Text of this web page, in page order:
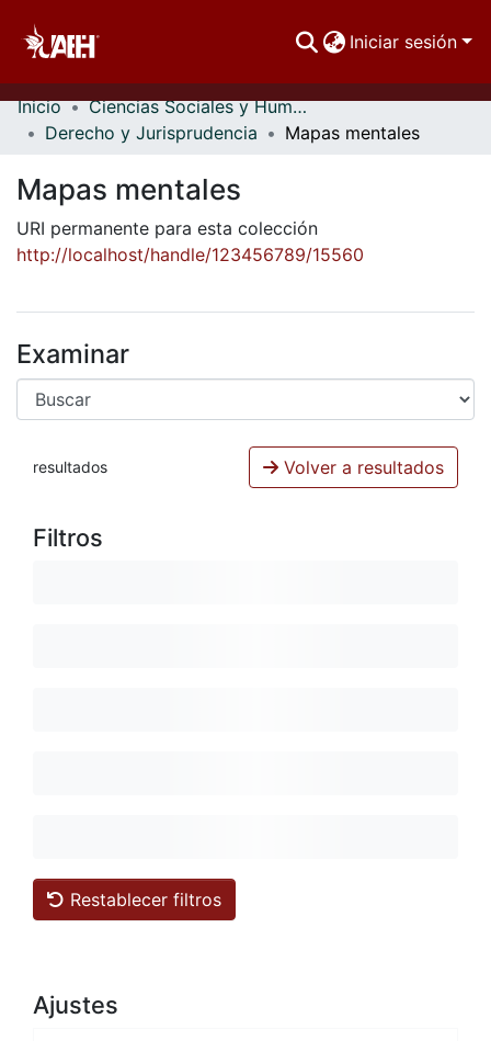
Iniciar sesión
Comunidades
Estadísticas
Inicio
Ciencias Sociales y Humanidades
Derecho y Jurisprudencia
Mapas mentales
Mapas mentales
URI permanente para esta colección
http://localhost/handle/123456789/15560
Examinar
resultados Volver a resultados
Filtros
Restablecer filtros
Ajustes